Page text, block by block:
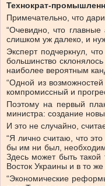
Технократ-
Примечательно, что
“Очевидно, что
слишком уж далеко, и
Эксперт подчеркнул,
большинство
наиболее вероятным
“Одной из
компромиссный и
Поэтому на первый
министра: создание
И это не случайно,
“Я лично считаю, что
бы им ни был, необходим
Здесь может быть такой
Восток Украины и в то
“Экономические